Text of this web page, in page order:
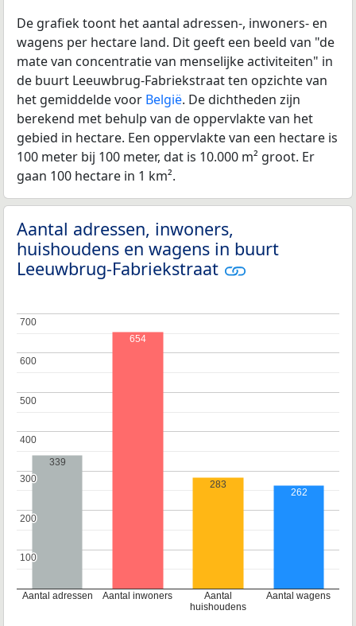
De grafiek toont het aantal adressen-, inwoners- en
wagens per hectare land. Dit geeft een beeld van "de
mate van concentratie van menselijke activiteiten" in
de buurt Leeuwbrug-Fabriekstraat ten opzichte van
het gemiddelde voor België. De dichtheden zijn
berekend met behulp van de oppervlakte van het
gebied in hectare. Een oppervlakte van een hectare is
100 meter bij 100 meter, dat is 10.000 m² groot. Er
gaan 100 hectare in 1 km².
Aantal adressen, inwoners,
huishoudens en wagens in buurt
Leeuwbrug-Fabriekstraat
Aantal adressen Aantal inwoners
Aantal
huishoudens
Aantal wagens
100
100
200
200
300
300
400
400
500
500
600
600
700
700
339
654
283
262